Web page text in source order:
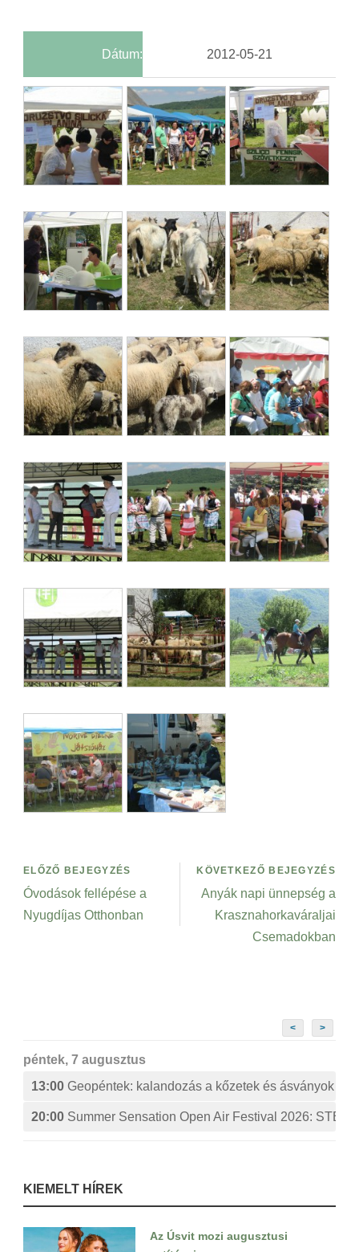
Dátum: 2012-05-21
ELŐZŐ BEJEGYZÉS
Óvodások fellépése a
Nyugdíjas Otthonban
KÖVETKEZŐ BEJEGYZÉS
Anyák napi ünnepség a
Krasznahorkaváraljai
Csemadokban
< >
péntek, 7 augusztus
13:00 Geopéntek: kalandozás a kőzetek és ásványok
20:00 Summer Sensation Open Air Festival 2026:
KIEMELT HÍREK
Az Úsvit mozi augusztusi